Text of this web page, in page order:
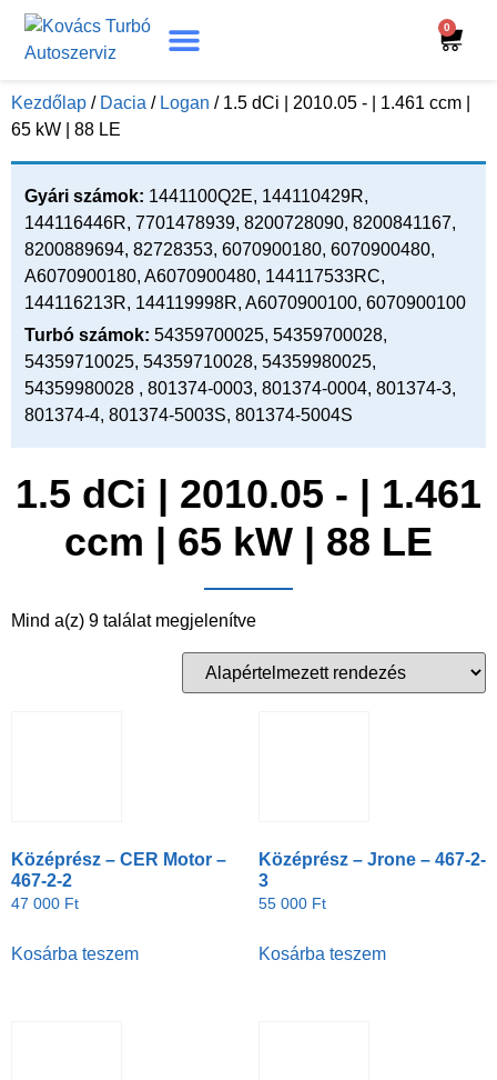
0
Kezdőlap / Dacia / Logan / 1.5 dCi | 2010.05 - | 1.461 ccm |
65 kW | 88 LE
Gyári számok: 1441100Q2E, 144110429R,
144116446R, 7701478939, 8200728090, 8200841167,
8200889694, 82728353, 6070900180, 6070900480,
A6070900180, A6070900480, 144117533RC,
144116213R, 144119998R, A6070900100, 6070900100
Turbó számok: 54359700025, 54359700028,
54359710025, 54359710028, 54359980025,
54359980028 , 801374-0003, 801374-0004, 801374-3,
801374-4, 801374-5003S, 801374-5004S
1.5 dCi | 2010.05 - | 1.461
ccm | 65 kW | 88 LE
Mind a(z) 9 találat megjelenítve
Középrész – CER Motor –
467-2-2
47 000 Ft
Kosárba teszem
Középrész – Jrone – 467-2-
3
55 000 Ft
Kosárba teszem